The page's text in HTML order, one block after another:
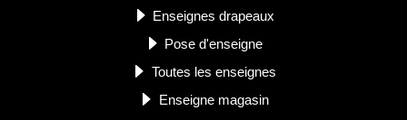
Enseignes drapeaux
Pose d'enseigne
Toutes les enseignes
Enseigne magasin